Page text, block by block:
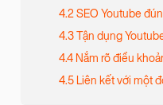
4.2 SEO Youtube
4.3 Tận dụng
4.4 Nắm rõ điều
4.5 Liên kết với một